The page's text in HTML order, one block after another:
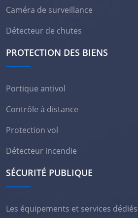
Caméra de surveillance
Détecteur de chutes
PROTECTION DES BIENS
Portique antivol
Contrôle à distance
Protection vol
Détecteur incendie
SÉCURITÉ PUBLIQUE
Les équipements et services